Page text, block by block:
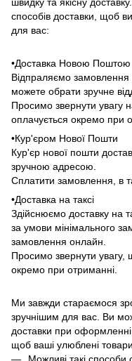
способів доставки, щоб
для вас:
•Доставка Новою Поштою
Відпраляємо замовлення
можете обрати зручне
Просимо звернути увагу
оплачується окремо при
•Кур'єром Нової Пошти
Кур'єр нової пошти
зручною адресою.
Сплатити замовлення, в
•Доставка на таксі
Здійснюємо доставку на
за умови мінімального
замовлення онлайн.
Просимо звернути увагу,
окремо при отриманні.
Ми завжди стараємося
зручнішим для вас. Ви
доставки при
щоб ваші улюблені